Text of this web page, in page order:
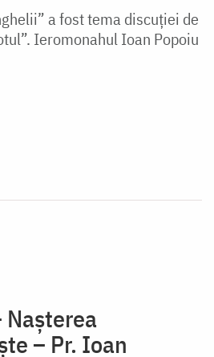
a fost tema discuției de
Ieromonahul Ioan Popoiu
– Pr. Ioan